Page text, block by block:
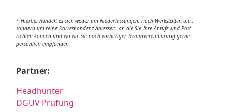
* Hierbei handelt es sich weder um Niederlassungen, noch Werkstätten o.ä.,
sondern um reine Korrespondenz-Adressen, an die Sie Ihre Anrufe und Post
richten können und wo wir Sie nach vorheriger Terminvereinbarung gerne
persönlich empfangen.
Partner:
Headhunter
DGUV Prüfung